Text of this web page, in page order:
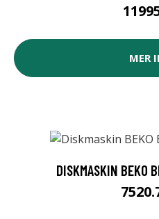
MER
DISKMASKIN BEKO